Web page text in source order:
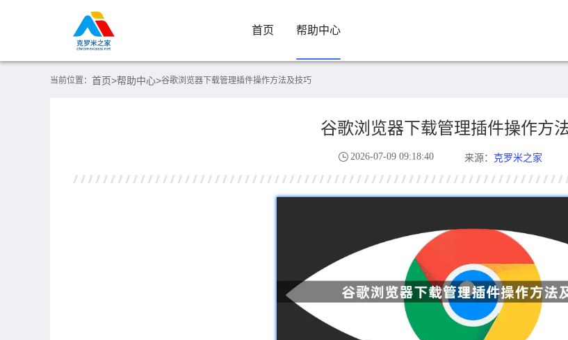
首页 帮助中心
当前位置： 首页>帮助中心>谷歌浏览器下载管理插件操作方法及技巧
谷歌浏览器下载管理插件操作方
2026-07-09 09:18:40 来源： 克罗米之家